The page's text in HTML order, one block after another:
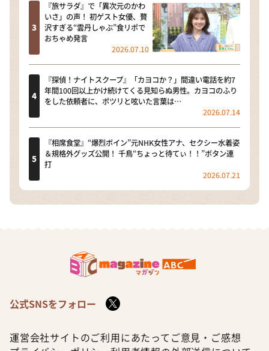
『旅サラダ』で「異次元のかわ
いさ」の声！ 初ゲスト女優、贅
沢すぎる“雲丹しゃぶ”食リポで
おちゃめ発言
2026.07.10
『探偵！ナイトスクープ』「カヨコか？」間違い電話を約7
年間100回以上かけ続けてくる見知らぬ男性。カヨコのふり
をした依頼者に、ポツリと呟いた言葉は…
2026.07.14
『相席食堂』“爆烈ボイン”元NHK女性アナ、セクシー水着姿
＆規格外グッズ公開！ 千鳥“ちょっと待てぃ！！”ボタン連
打
2026.07.21
公式SNSをフォロー
運営会社サイトのご利用にあたって ご意見・ご感想